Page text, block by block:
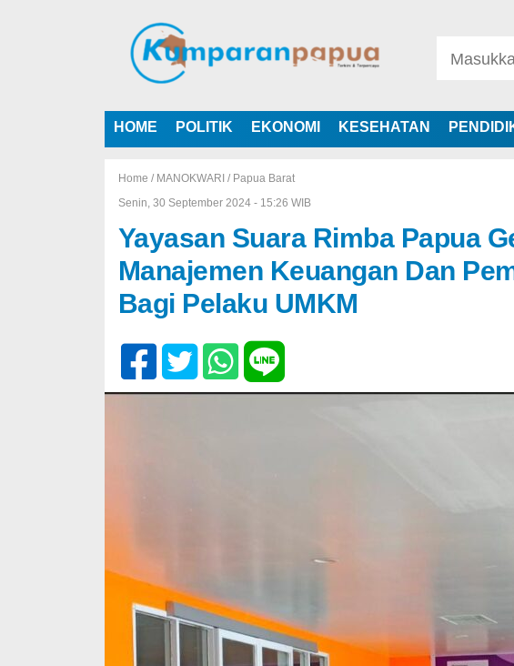
HOME POLITIK EKONOMI KESEHATAN
Home / MANOKWARI / Papua Barat
Senin, 30 September 2024 - 15:26 WIB
Yayasan Suara Rimba Papua
Manajemen Keuangan Dan
Bagi Pelaku UMKM